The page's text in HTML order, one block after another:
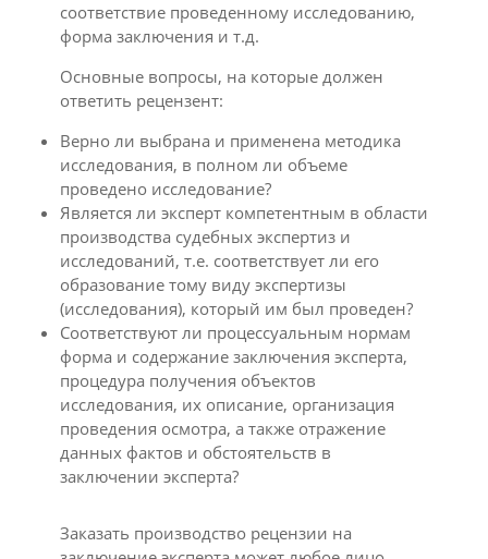
соответствие проведенному исследованию,
форма заключения и т.д.
Основные вопросы, на которые должен
ответить рецензент:
Верно ли выбрана и применена методика
исследования, в полном ли объеме
проведено исследование?
Является ли эксперт компетентным в области
производства судебных экспертиз и
исследований, т.е. соответствует ли его
образование тому виду экспертизы
(исследования), который им был проведен?
Соответствуют ли процессуальным нормам
форма и содержание заключения эксперта,
процедура получения объектов
исследования, их описание, организация
проведения осмотра, а также отражение
данных фактов и обстоятельств в
заключении эксперта?
Заказать производство рецензии на